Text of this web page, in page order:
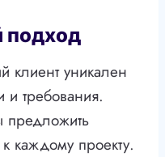
подход
уникален
и требования.
предложить
каждому проекту.